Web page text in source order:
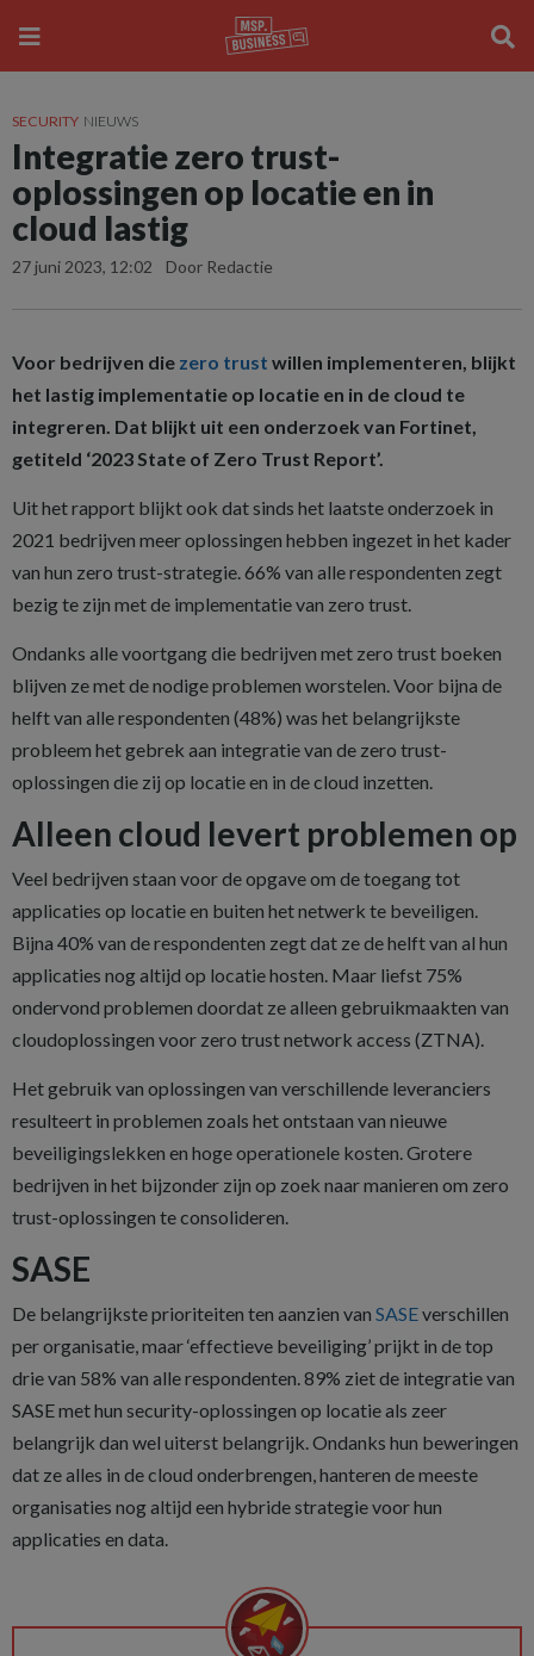
SECURITY NIEUWS
Integratie zero trust-
oplossingen op locatie en in
cloud lastig
27 juni 2023, 12:02 Door Redactie
Voor bedrijven die zero trust willen implementeren, blijkt
het lastig implementatie op locatie en in de cloud te
integreren. Dat blijkt uit een onderzoek van Fortinet,
getiteld ‘2023 State of Zero Trust Report’.
Uit het rapport blijkt ook dat sinds het laatste onderzoek in
2021 bedrijven meer oplossingen hebben ingezet in het kader
van hun zero trust-strategie. 66% van alle respondenten zegt
bezig te zijn met de implementatie van zero trust.
Ondanks alle voortgang die bedrijven met zero trust boeken
blijven ze met de nodige problemen worstelen. Voor bijna de
helft van alle respondenten (48%) was het belangrijkste
probleem het gebrek aan integratie van de zero trust-
oplossingen die zij op locatie en in de cloud inzetten.
Alleen cloud levert problemen op
Veel bedrijven staan voor de opgave om de toegang tot
applicaties op locatie en buiten het netwerk te beveiligen.
Bijna 40% van de respondenten zegt dat ze de helft van al hun
applicaties nog altijd op locatie hosten. Maar liefst 75%
ondervond problemen doordat ze alleen gebruikmaakten van
cloudoplossingen voor zero trust network access (ZTNA).
Het gebruik van oplossingen van verschillende leveranciers
resulteert in problemen zoals het ontstaan van nieuwe
beveiligingslekken en hoge operationele kosten. Grotere
bedrijven in het bijzonder zijn op zoek naar manieren om zero
trust-oplossingen te consolideren.
SASE
De belangrijkste prioriteiten ten aanzien van SASEverschillen
per organisatie, maar ‘effectieve beveiliging’ prijkt in de top
drie van 58% van alle respondenten. 89% ziet de integratie van
SASE met hun security-oplossingen op locatie als zeer
belangrijk dan wel uiterst belangrijk. Ondanks hun beweringen
dat ze alles in de cloud onderbrengen, hanteren de meeste
organisaties nog altijd een hybride strategie voor hun
applicaties en data.